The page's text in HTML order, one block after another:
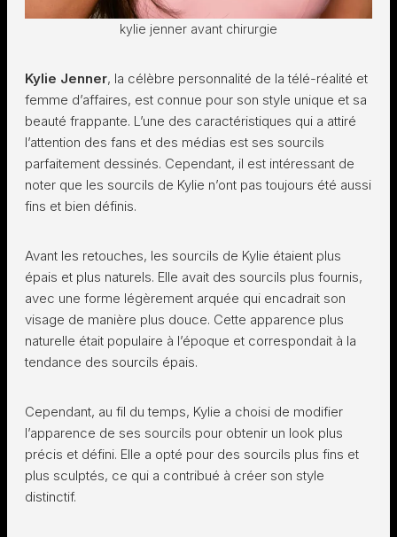
kylie jenner avant chirurgie
Kylie Jenner, la célèbre personnalité de la télé-réalité et
femme d’affaires, est connue pour son style unique et sa
beauté frappante. L’une des caractéristiques qui a attiré
l’attention des fans et des médias est ses sourcils
parfaitement dessinés. Cependant, il est intéressant de
noter que les sourcils de Kylie n’ont pas toujours été aussi
fins et bien définis.
Avant les retouches, les sourcils de Kylie étaient plus
épais et plus naturels. Elle avait des sourcils plus fournis,
avec une forme légèrement arquée qui encadrait son
visage de manière plus douce. Cette apparence plus
naturelle était populaire à l’époque et correspondait à la
tendance des sourcils épais.
Cependant, au fil du temps, Kylie a choisi de modifier
l’apparence de ses sourcils pour obtenir un look plus
précis et défini. Elle a opté pour des sourcils plus fins et
plus sculptés, ce qui a contribué à créer son style
distinctif.